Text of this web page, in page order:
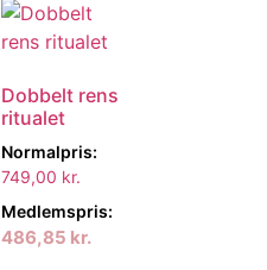
Dobbelt rens
ritualet
Normalpris:
749,00 kr.
Medlemspris:
486,85 kr.